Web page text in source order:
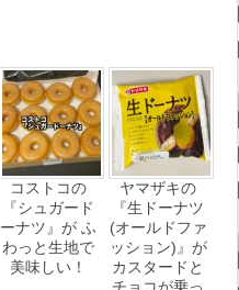
コストコの
『シュガード
ーナツ』が ふ
わっと生地で
美味しい！
ヤマザキの
『生ドーナツ
(オールドファ
ッション)』が
カスタードと